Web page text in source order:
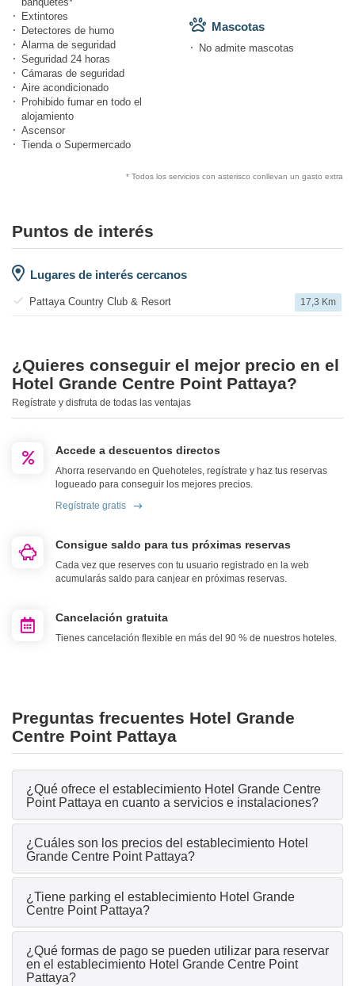
Extintores
Detectores de humo
Alarma de seguridad
Seguridad 24 horas
Cámaras de seguridad
Aire acondicionado
Prohibido fumar en todo el
alojamiento
Ascensor
Tienda o Supermercado
Mascotas
No admite mascotas
* Todos los servicios con asterisco conllevan un gasto extra
Puntos de interés
Lugares de interés cercanos
Pattaya Country Club & Resort 17,3 Km
¿Quieres conseguir el mejor precio en el
Hotel Grande Centre Point Pattaya?
Regístrate y disfruta de todas las ventajas
Accede a descuentos directos
Ahorra reservando en Quehoteles, regístrate y haz tus reservas
logueado para conseguir los mejores precios.
Regístrate gratis
Consigue saldo para tus próximas reservas
Cada vez que reserves con tu usuario registrado en la web
acumularás saldo para canjear en próximas reservas.
Cancelación gratuita
Tienes cancelación flexible en más del 90 % de nuestros hoteles.
Preguntas frecuentes Hotel Grande
Centre Point Pattaya
¿Qué ofrece el establecimiento Hotel Grande Centre
Point Pattaya en cuanto a servicios e instalaciones?
¿Cuáles son los precios del establecimiento Hotel
Grande Centre Point Pattaya?
¿Tiene parking el establecimiento Hotel Grande
Centre Point Pattaya?
¿Qué formas de pago se pueden utilizar para reservar
en el establecimiento Hotel Grande Centre Point
Pattaya?